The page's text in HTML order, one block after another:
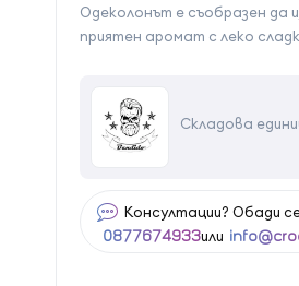
Одеколонът е съобразен да
приятен аромат с леко
Складова
Консултации? Обади
0877674933или